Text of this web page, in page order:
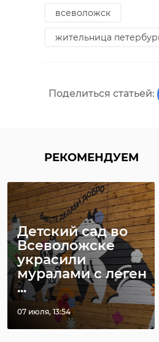
всеволожск
жительница
Поделиться статьей:
РЕКОМЕНДУЕМ
Детский сад во
Всеволожске
украсили
муралами с леген
...
07 июля, 13:54